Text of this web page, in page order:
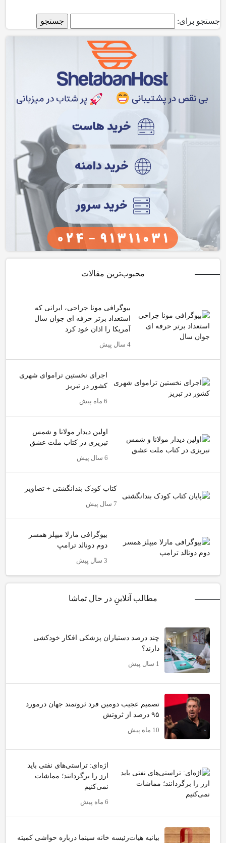
محبوب‌ترین مقالات
بیوگرافی مونا جراحی، ایرانی که
استعداد برتر حرفه ای جوان سال
آمریکا را اذان خود کرد
4 سال پیش
اجرای نخستین تراموای شهری
کشور در تبریز
6 ماه پیش
اولین دیدار مولانا و شمس
تبریزی در کتاب ملت عشق
6 سال پیش
کتاب کودک بندانگشتی + تصاویر
7 سال پیش
بیوگرافی مارلا میپلز همسر
دوم دونالد ترامپ
3 سال پیش
مطالب آنلاینِ در حال تماشا
چند درصد دستیاران پزشکی افکار خودکشی
دارند؟
1 سال پیش
تصمیم عجیب دومین فرد ثروتمند جهان درمورد
۹۵ درصد از ثروتش
10 ماه پیش
اژه‌ای: تراستی‌های نفتی باید
ارز را برگردانند؛ مماشات
نمی‌کنیم
6 ماه پیش
بیانیه هیات‌رئیسه خانه سینما درباره حواشی کمیته
جستجو برای: